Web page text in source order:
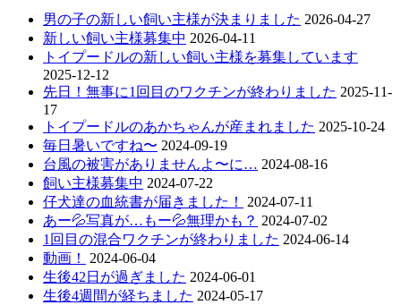
男の子の新しい飼い主様が決まりました 2026-04-27
新しい飼い主様募集中 2026-04-11
トイプードルの新しい飼い主様を募集しています
2025-12-12
先日！無事に1回目のワクチンが終わりました 2025-11-
17
トイプードルのあかちゃんが産まれました 2025-10-24
毎日暑いですね〜 2024-09-19
台風の被害がありませんよ〜に… 2024-08-16
飼い主様募集中 2024-07-22
仔犬達の血統書が届きました！
2024-07-11
あー💦写真が…もー💦無理かも？ 2024-07-02
1回目の混合ワクチンが終わりました 2024-06-14
動画！
2024-06-04
生後42日が過ぎました 2024-06-01
生後4週間が経ちました 2024-05-17